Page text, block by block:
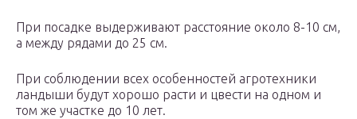
При посадке выдерживают расстояние около 8-10 см,
а между рядами до 25 см.
При соблюдении всех особенностей агротехники
ландыши будут хорошо расти и цвести на одном и
том же участке до 10 лет.